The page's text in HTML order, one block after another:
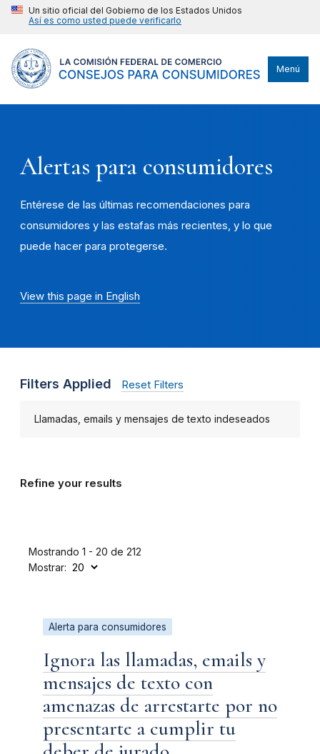
Un sitio oficial del Gobierno de los Estados Unidos
Así es como usted puede verificarlo
Menú
Alertas para consumidores
Entérese de las últimas recomendaciones para
consumidores y las estafas más recientes, y lo que
puede hacer para protegerse.
View this page in English
Filters Applied Reset Filters
Llamadas, emails y mensajes de texto indeseados
Refine your results
Mostrando 1 - 20 de 212
Mostrar:
Alerta para consumidores
Ignora las llamadas, emails y
mensajes de texto con
amenazas de arrestarte por no
presentarte a cumplir tu